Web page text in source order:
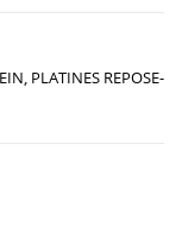
PLATINES REPOSE-